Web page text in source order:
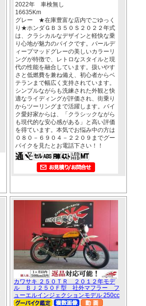
2022年 車検無し
16635Km
グレー ★在庫豊富な店内でごゆっく
り★ホンダＧＢ３５０Ｓ２０２２年式
は、クラシカルなデザインと軽快な乗
り心地が魅力のバイクです。パールデ
ィープマッドグレーの美しいカラーリ
ングが特徴で、レトロなスタイルと現
代の性能を融合しています。扱いやす
さと低燃費を兼ね備え、初心者からベ
テランまで幅広く支持されています。
シンプルながらも洗練された外観と快
適なライディングが評価され、街乗り
からツーリングまで活躍します。バイ
ク愛好家からは、「クラシックながら
も現代的な安心感がある」と高い評価
を得ています。本気でお悩み中の方は
０８０－６９０４－２２０９までグー
バイクを見たとお電話下さい！！
カワサキ ２５０ＴＲ ２０１２年モデ
ル ＢＪ２５０Ｆ型 社外マフラー フ
ューエルインジェクションモデル 250cc